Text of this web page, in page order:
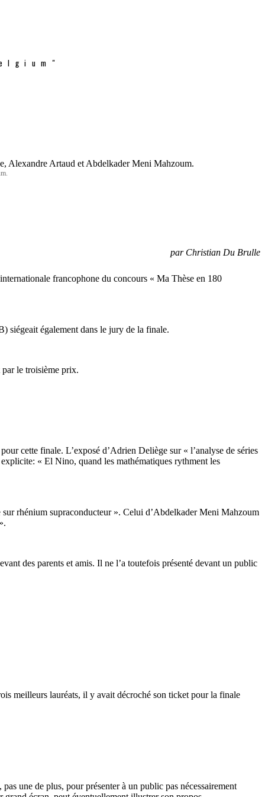
par Christian Du Brulle
francophone du concours « Ma Thèse en 180
siégeait également dans le jury de la finale.
le troisième prix.
cette finale. L’exposé d’Adrien Deliège sur « l’analyse de séries
« El Nino, quand les mathématiques rythment les
sur rhénium supraconducteur ». Celui d’Abdelkader Meni Mahzoum
des parents et amis. Il ne l’a toutefois présenté devant un public
meilleurs lauréats, il y avait décroché son ticket pour la finale
une de plus, pour présenter à un public pas nécessairement